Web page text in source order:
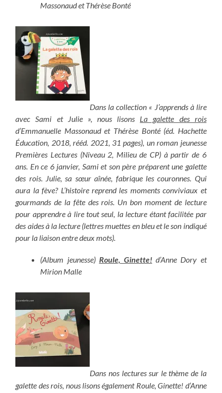
Massonaud et Thérèse Bonté
Dans la collection « J’apprends à lire
avec Sami et Julie », nous lisons La galette des rois
d’Emmanuelle Massonaud et Thérèse Bonté (éd. Hachette
Éducation, 2018, rééd. 2021, 31 pages), un roman jeunesse
Premières Lectures (Niveau 2, Milieu de CP) à partir de 6
ans. En ce 6 janvier, Sami et son père préparent une galette
des rois. Julie, sa sœur aînée, fabrique les couronnes. Qui
aura la fève? L’histoire reprend les moments conviviaux et
gourmands de la fête des rois. Un bon moment de lecture
pour apprendre à lire tout seul, la lecture étant facilitée par
des aides à la lecture (lettres muettes en bleu et le son indiqué
pour la liaison entre deux mots).
(Album jeunesse) Roule, Ginette! d’Anne Dory et
Mirion Malle
Dans nos lectures sur le thème de la
galette des rois, nous lisons également Roule, Ginette! d’Anne